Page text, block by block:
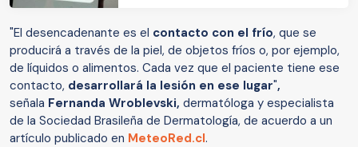
"El desencadenante es el contacto con el frío, que se
producirá a través de la piel, de objetos fríos o, por ejemplo,
de líquidos o alimentos. Cada vez que el paciente tiene ese
contacto, desarrollará la lesión en ese lugar",
señala Fernanda Wroblevski, dermatóloga y especialista
de la Sociedad Brasileña de Dermatología, de acuerdo a un
artículo publicado en MeteoRed.cl.